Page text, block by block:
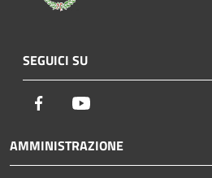
SEGUICI SU
Facebook
AMMINISTRAZIONE